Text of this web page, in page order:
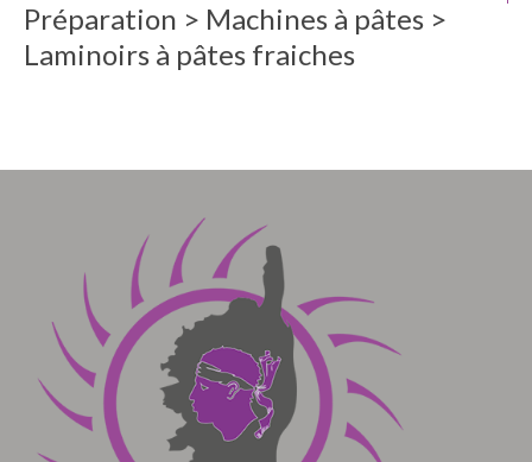
Préparation > Machines à pâtes >
Laminoirs à pâtes fraiches